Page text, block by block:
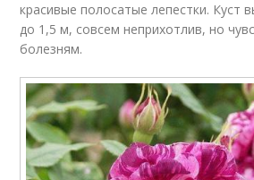
красивые полосатые лепестки. Куст
до 1,5 м, совсем неприхотлив, но
болезням.